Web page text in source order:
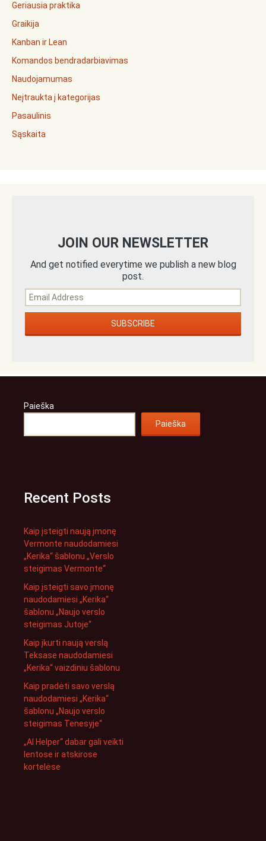
Geriausia praktika
Graikija
Kanban ir Lean
Komandos bendradarbiavimas
Naudojamumas
Neįtraukta į kategorijas
Pasaulinis
Sąskaita
JOIN OUR NEWSLETTER
And get notified everytime we publish a new blog
post.
Paieška
Paieška
Recent Posts
Kaip įsteigti naują įmonę
Vermonte naudodamiesi
„Kerika“ šablonu „Verslo
steigimas Vermonte“
Kaip įsteigti savo įmonę
naudodamiesi „Kerika“
šablonu „Naujo verslo
steigimas Jutoje“
Kaip įkurti naują verslą
Teksase naudodamiesi
„Kerika“ vaizdiniu šablonu
Kaip pradėti savo verslą
naudodamiesi „Kerika“
šablonu „Naujo verslo
steigimas Tenesyje“
„AI Helper“ dabar gali veikti
lentose ir atskirose
kortelėse